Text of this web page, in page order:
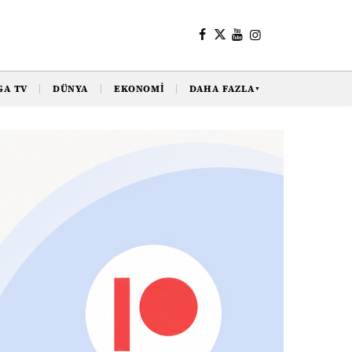
TV DÜNYA EKONOMI DAHA FAZLA▼